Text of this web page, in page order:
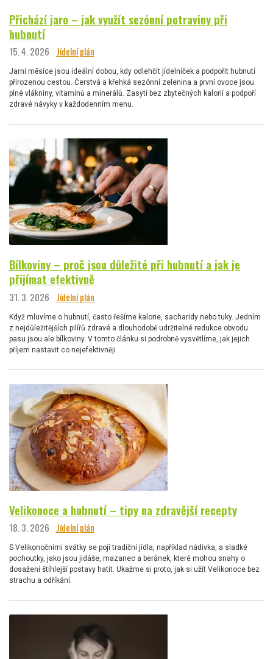
Přichází jaro – jak využít sezónní potraviny při
hubnutí
15. 4. 2026 Jídelní plán
Jarní měsíce jsou ideální dobou, kdy odlehčit jídelníček a podpořit hubnutí
přirozenou cestou. Čerstvá a křehká sezónní zelenina a první ovoce jsou
plné vlákniny, vitamínů a minerálů. Zasytí bez zbytečných kalorií a podpoří
zdravé návyky v každodenním menu.
Bílkoviny – proč jsou důležité při hubnutí a jak je
přijímat efektivně
31. 3. 2026 Jídelní plán
Když mluvíme o hubnutí, často řešíme kalorie, sacharidy nebo tuky. Jedním
z nejdůležitějších pilířů zdravé a dlouhodobě udržitelné redukce obvodu
pasu jsou ale bílkoviny. V tomto článku si podrobně vysvětlíme, jak jejich
příjem nastavit co nejefektivněji.
Velikonoce a hubnutí – tipy na zdravější recepty
18. 3. 2026 Jídelní plán
S Velikonočními svátky se pojí tradiční jídla, například nádivka, a sladké
pochoutky, jako jsou jidáše, mazanec a beránek, které mohou snahy o
dosažení štíhlejší postavy hatit. Ukažme si proto, jak si užít Velikonoce bez
strachu a odříkání.